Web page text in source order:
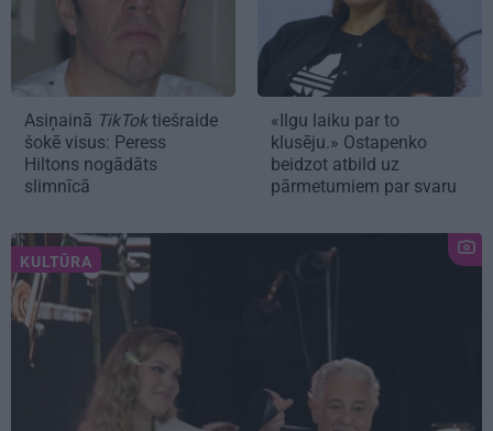
Asiņainā TikToktiešraide
šokē visus: Peress
Hiltons nogādāts
slimnīcā
«Ilgu laiku par to
klusēju.» Ostapenko
beidzot atbild uz
pārmetumiem par svaru
KULTŪRA